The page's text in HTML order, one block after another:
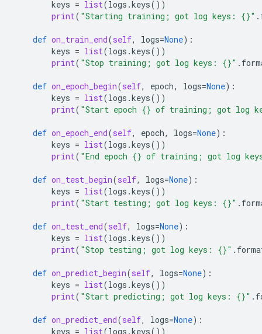
keys = list(logs .keys())
print( "Starting training; got log keys: {}" .
def on_train_end(self, logs=None):
keys = list(logs .keys())
print( "Stop training; got log keys: {}" .
def on_epoch_begin(self, epoch, logs=None):
keys = list(logs .keys())
print( "Start epoch {} of training; got log
def on_epoch_end(self, epoch, logs=None):
keys = list(logs .keys())
print( "End epoch {} of training; got log
def on_test_begin(self, logs=None):
keys = list(logs .keys())
print( "Start testing; got log keys: {}" .
def on_test_end(self, logs=None):
keys = list(logs .keys())
print( "Stop testing; got log keys: {}" .
def on_predict_begin(self, logs=None):
keys = list(logs .keys())
print( "Start predicting; got log keys: {}" .
def on_predict_end(self, logs=None):
keys = list(logs .keys())